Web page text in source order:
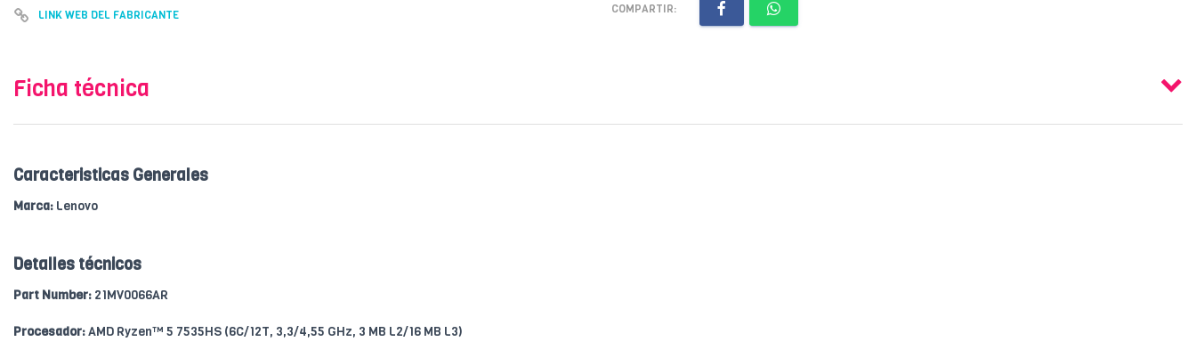
LINK WEB DEL FABRICANTE COMPARTIR:
Ficha técnica
Caracteristicas Generales
Marca: Lenovo
Detalles técnicos
Part Number: 21MV0066AR
Procesador:AMD Ryzen™ 5 7535HS (6C/12T, 3,3/4,55 GHz, 3 MB L2/16 MB L3)